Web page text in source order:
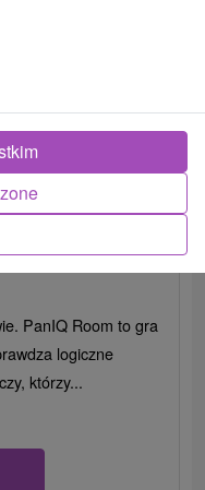
PanIQ Room to gra
logiczne
którzy...